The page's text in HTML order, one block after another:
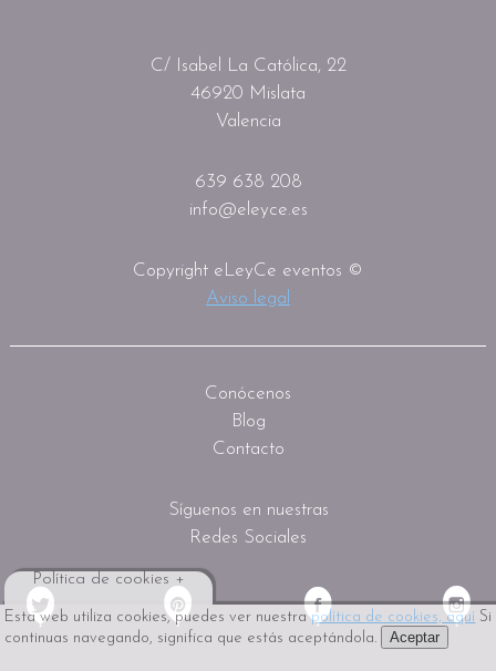
Esta web utiliza cookies, puedes ver nuestrapolítica de cookies, aquí Si
continuas navegando, significa que estás aceptándola.
Aceptar
Política de cookies +
C/ Isabel La Católica, 22
46920 Mislata
Valencia
639 638 208
info@eleyce.es
Copyright eLeyCe eventos ©
Aviso legal
Conócenos
Blog
Contacto
Síguenos en nuestras
Redes Sociales